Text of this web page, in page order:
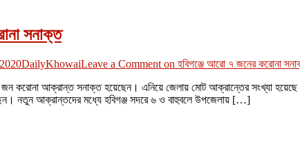
সনাক্ত
DailyKhowaiLeave a Comment on হবিগঞ্জে আরো ৭ জনের করোনা
জন করোনা আক্রান্ত সনাক্ত হয়েছেন। এনিয়ে জেলায় মোট আক্রান্তের সংখ্যা
নতুন আক্রান্তদের মধ্যে হবিগঞ্জ সদরে ৬ ও বাহুবলে উপজেলায় […]